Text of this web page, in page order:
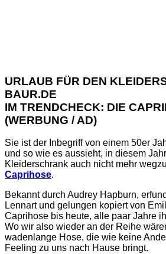
URLAUB FÜR DEN
BAUR.DE
IM TRENDCHECK: DIE
(WERBUNG / AD)
Sie ist der Inbegriff von einem 50er
und so wie es aussieht, in diesem
Kleiderschrank auch nicht mehr
Caprihose.
Bekannt durch Audrey Hapburn,
Lennart und gelungen kopiert von
Caprihose bis heute, alle paar Jahre
Wo wir also wieder an der Reihe
wadenlange Hose, die wie keine
Feeling zu uns nach Hause bringt.